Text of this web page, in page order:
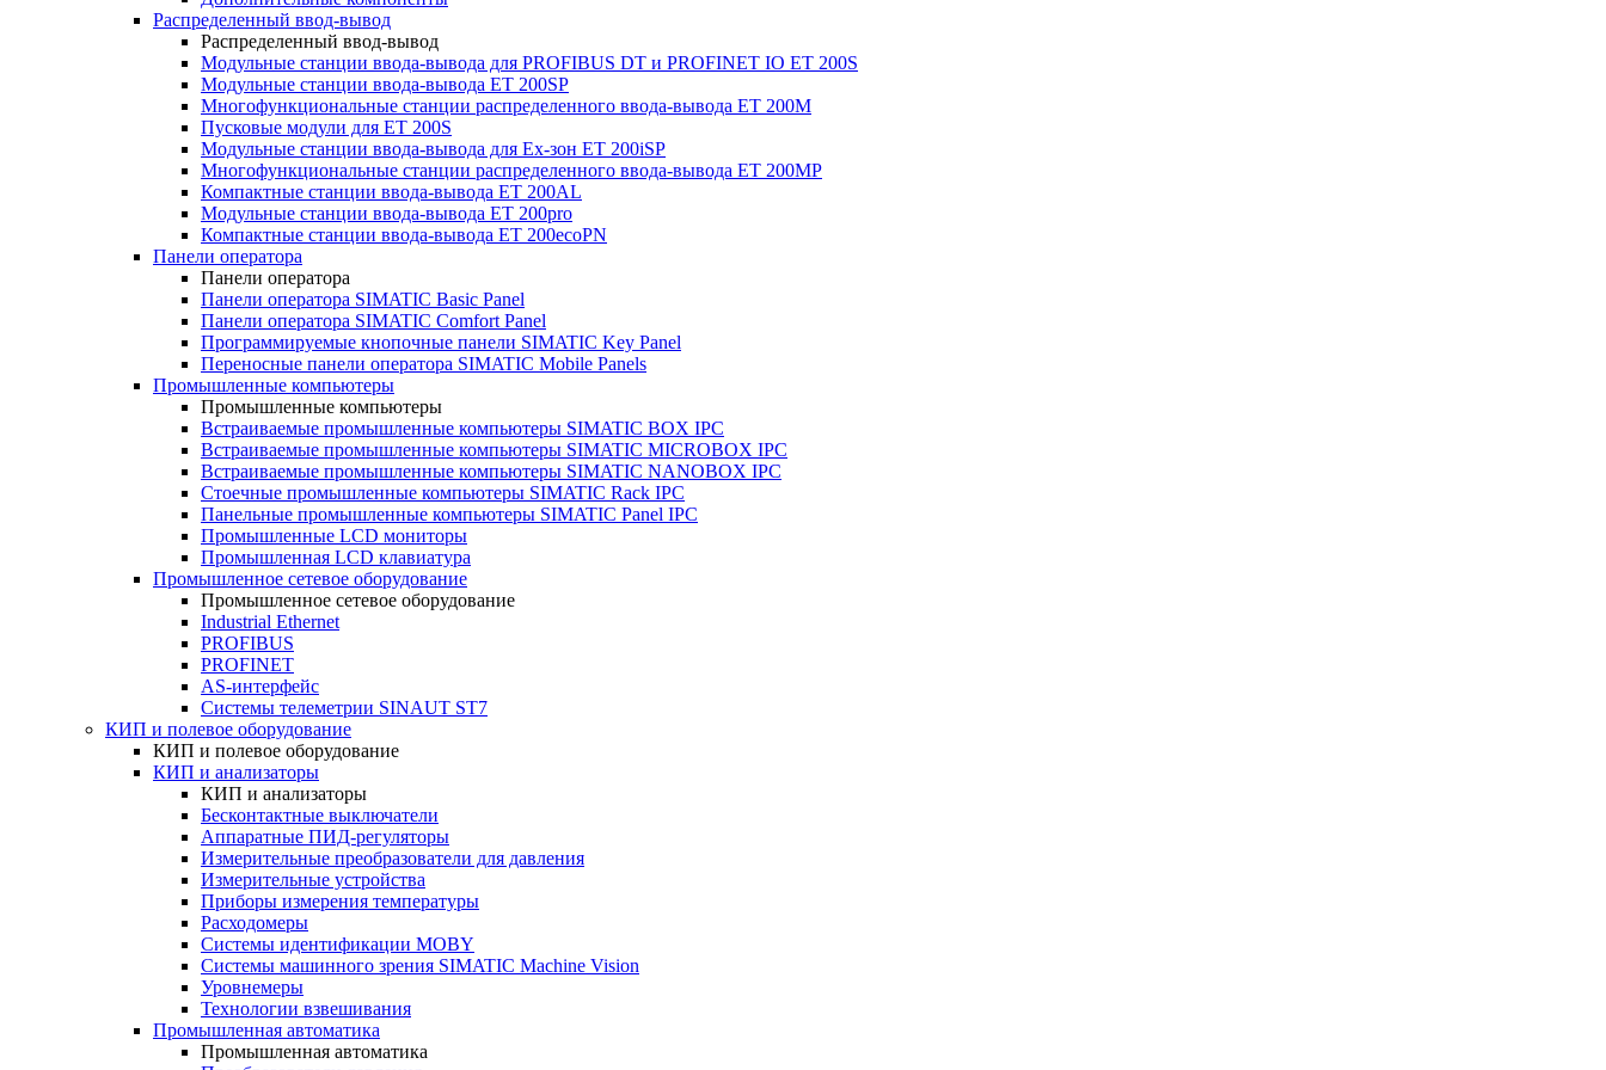
Распределенный ввод-вывод
Распределенный ввод-вывод
Модульные станции ввода-вывода для PROFIBUS DT и PROFINET IO ET 200S
Модульные станции ввода-вывода ET 200SP
Многофункциональные станции распределенного ввода-вывода ET 200M
Пусковые модули для ET 200S
Модульные станции ввода-вывода для Ex-зон ET 200iSP
Многофункциональные станции распределенного ввода-вывода ET 200MP
Компактные станции ввода-вывода ET 200AL
Модульные станции ввода-вывода ET 200pro
Компактные станции ввода-вывода ET 200ecoPN
Панели оператора
Панели оператора
Панели оператора SIMATIC Basic Panel
Панели оператора SIMATIC Comfort Panel
Программируемые кнопочные панели SIMATIC Key Panel
Переносные панели оператора SIMATIC Mobile Panels
Промышленные компьютеры
Промышленные компьютеры
Встраиваемые промышленные компьютеры SIMATIC BOX IPC
Встраиваемые промышленные компьютеры SIMATIC MICROBOX IPC
Встраиваемые промышленные компьютеры SIMATIC NANOBOX IPC
Стоечные промышленные компьютеры SIMATIC Rack IPC
Панельные промышленные компьютеры SIMATIC Panel IPC
Промышленные LCD мониторы
Промышленная LCD клавиатура
Промышленное сетевое оборудование
Промышленное сетевое оборудование
Industrial Ethernet
PROFIBUS
PROFINET
AS-интерфейс
Системы телеметрии SINAUT ST7
КИП и полевое оборудование
КИП и полевое оборудование
КИП и анализаторы
КИП и анализаторы
Бесконтактные выключатели
Аппаратные ПИД-регуляторы
Измерительные преобразователи для давления
Измерительные устройства
Приборы измерения температуры
Расходомеры
Системы идентификации MOBY
Системы машинного зрения SIMATIC Machine Vision
Уровнемеры
Технологии взвешивания
Промышленная автоматика
Промышленная автоматика